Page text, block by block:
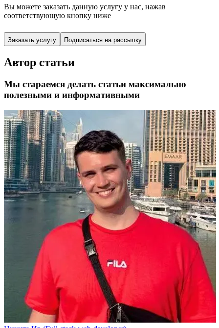
Вы можете заказать данную услугу у нас, нажав
соответствующую кнопку ниже
Заказать услугу Подписаться на рассылку
Автор статьи
Мы стараемся делать статьи максимально
полезными и информативными